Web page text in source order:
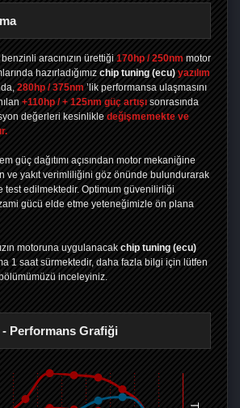
aracınızın ürettiği 170hp / 250nm motor
hazırladığımız chip tuning (ecu) yazılım
280hp / 375nm ’lik performansa ulaşmasını
+110hp / + 125nm güç artışı sonrasında
değerleri kesinlikle değişmemekte ve
güç dağıtımı açısından motor mekaniğine
ve yakıt verimliliğini göz önünde bulundurarak
test edilmektedir. Optimum güvenilirliği
gücü elde etme yeteneğimizle ön plana
motoruna uygulanacak chip tuning (ecu)
1 saat sürmektedir, daha fazla bilgi için lütfen
bölümümüzü inceleyiniz.
- Performans Grafiği